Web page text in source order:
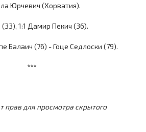
Юрчевич (Хорватия).
1:1 Дамир Пекич (36).
Балаич (76) - Гоце Седлоски (79).
***
прав для просмотра скрытого